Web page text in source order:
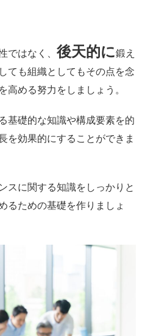
ではなく、 後天的に鍛え
ても組織としてもその点を念
高める努力をしましょう。
基礎的な知識や構成要素を的
を効果的にすることができま
スに関する知識をしっかりと
るための基礎を作りましょ